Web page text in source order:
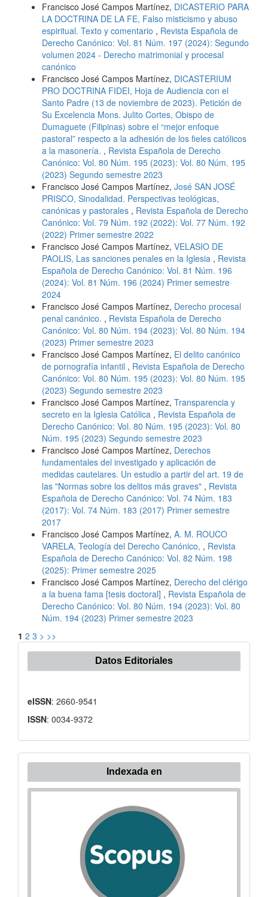
Francisco José Campos Martínez, DICASTERIO PARA
LA DOCTRINA DE LA FE, Falso misticismo y abuso
espiritual. Texto y comentario , Revista Española de
Derecho Canónico: Vol. 81 Núm. 197 (2024): Segundo
volumen 2024 - Derecho matrimonial y procesal
canónico
Francisco José Campos Martínez, DICASTERIUM
PRO DOCTRINA FIDEI, Hoja de Audiencia con el
Santo Padre (13 de noviembre de 2023). Petición de
Su Excelencia Mons. Julito Cortes, Obispo de
Dumaguete (Filipinas) sobre el “mejor enfoque
pastoral” respecto a la adhesión de los fieles católicos
a la masonería. , Revista Española de Derecho
Canónico: Vol. 80 Núm. 195 (2023): Vol. 80 Núm. 195
(2023) Segundo semestre 2023
Francisco José Campos Martínez, José SAN JOSÉ
PRISCO, Sinodalidad. Perspectivas teológicas,
canónicas y pastorales , Revista Española de Derecho
Canónico: Vol. 79 Núm. 192 (2022): Vol. 77 Núm. 192
(2022) Primer semestre 2022
Francisco José Campos Martínez, VELASIO DE
PAOLIS, Las sanciones penales en la Iglesia , Revista
Española de Derecho Canónico: Vol. 81 Núm. 196
(2024): Vol. 81 Núm. 196 (2024) Primer semestre
2024
Francisco José Campos Martínez, Derecho procesal
penal canónico. , Revista Española de Derecho
Canónico: Vol. 80 Núm. 194 (2023): Vol. 80 Núm. 194
(2023) Primer semestre 2023
Francisco José Campos Martínez, El delito canónico
de pornografía infantil , Revista Española de Derecho
Canónico: Vol. 80 Núm. 195 (2023): Vol. 80 Núm. 195
(2023) Segundo semestre 2023
Francisco José Campos Martínez, Transparencia y
secreto en la Iglesia Católica , Revista Española de
Derecho Canónico: Vol. 80 Núm. 195 (2023): Vol. 80
Núm. 195 (2023) Segundo semestre 2023
Francisco José Campos Martínez, Derechos
fundamentales del investigado y aplicación de
medidas cautelares. Un estudio a partir del art. 19 de
las "Normas sobre los delitos más graves" , Revista
Española de Derecho Canónico: Vol. 74 Núm. 183
(2017): Vol. 74 Núm. 183 (2017) Primer semestre
2017
Francisco José Campos Martínez, A. M. ROUCO
VARELA, Teología del Derecho Canónico, , Revista
Española de Derecho Canónico: Vol. 82 Núm. 198
(2025): Primer semestre 2025
Francisco José Campos Martínez, Derecho del clérigo
a la buena fama [tesis doctoral] , Revista Española de
Derecho Canónico: Vol. 80 Núm. 194 (2023): Vol. 80
Núm. 194 (2023) Primer semestre 2023
1 2 3 > >>
Datos Editoriales
eISSN: 2660-9541
ISSN: 0034-9372
Indexada
Indexada en